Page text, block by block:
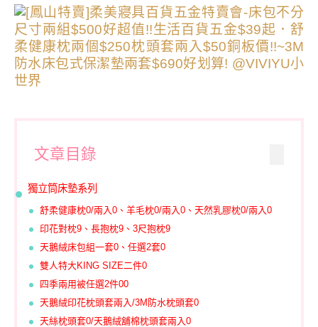
文章目錄
獨立筒床墊系列
舒柔健康枕0/兩入0、羊毛枕0/兩入0、天然乳膠枕0/兩入0
印花對枕9、長抱枕9、3尺抱枕9
天鵝絨床包組一套0、任選2套0
雙人特大KING SIZE二件0
四季兩用被任選2件00
天鵝絨印花枕頭套兩入/3M防水枕頭套0
天絲枕頭套0/天鵝絨舖棉枕頭套兩入0